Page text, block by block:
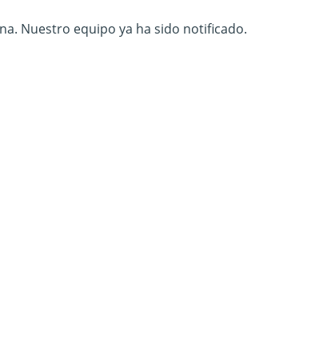
Nuestro equipo ya ha sido notificado.